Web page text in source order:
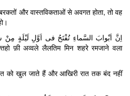
और वास्तविकताओं से अवगत होता, तो वह
اِنَّ اَبْوابَ السَّماءِ تُفْتَحُ فی اَوَّلِ لَیْلَةٍ
को खुल जाते हैं और आखिरी रात तक बंद नहीं